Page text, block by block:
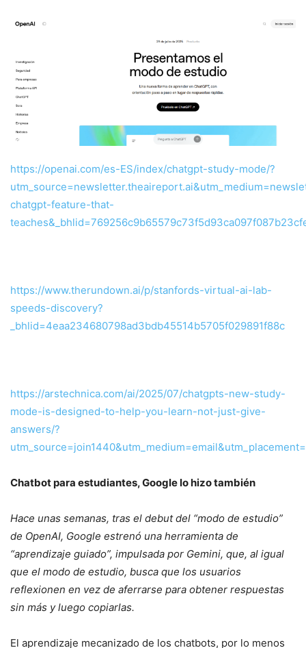
https://openai.com/es-ES/index/chatgpt-study-mode/?
chatgpt-feature-that-
https://www.therundown.ai/p/stanfords-virtual-ai-lab-
speeds-discovery?
_bhlid=4eaa234680798ad3bdb45514b5705f029891f88c
https://arstechnica.com/ai/2025/07/chatgpts-new-study-
mode-is-designed-to-help-you-learn-not-just-give-
answers/?
Chatbot para estudiantes, Google lo hizo también
Hace unas semanas, tras el debut del “modo de estudio”
de OpenAI, Google estrenó una herramienta de
“aprendizaje guiado”, impulsada por Gemini, que, al igual
que el modo de estudio, busca que los usuarios
reflexionen en vez de aferrarse para obtener respuestas
sin más y luego copiarlas.
El aprendizaje mecanizado de los chatbots, por lo menos